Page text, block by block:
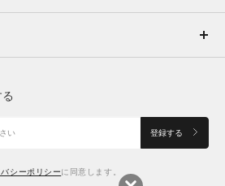
登録する
シーポリシーに同意します。